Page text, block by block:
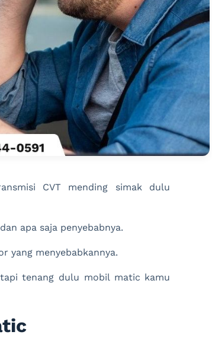
CVT mending simak dulu
apa saja penyebabnya.
yang menyebabkannya.
tenang dulu mobil matic kamu